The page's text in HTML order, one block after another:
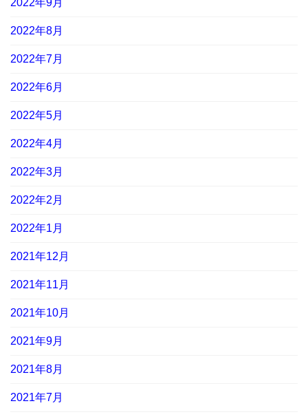
2022年9月
2022年8月
2022年7月
2022年6月
2022年5月
2022年4月
2022年3月
2022年2月
2022年1月
2021年12月
2021年11月
2021年10月
2021年9月
2021年8月
2021年7月